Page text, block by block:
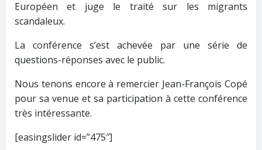
Européen et juge le traité sur les migrants
scandaleux.
La conférence s’est achevée par une série de
questions-réponses avec le public.
Nous tenons encore à remercier Jean-François Copé
pour sa venue et sa participation à cette conférence
très intéressante.
[easingslider id=”475″]